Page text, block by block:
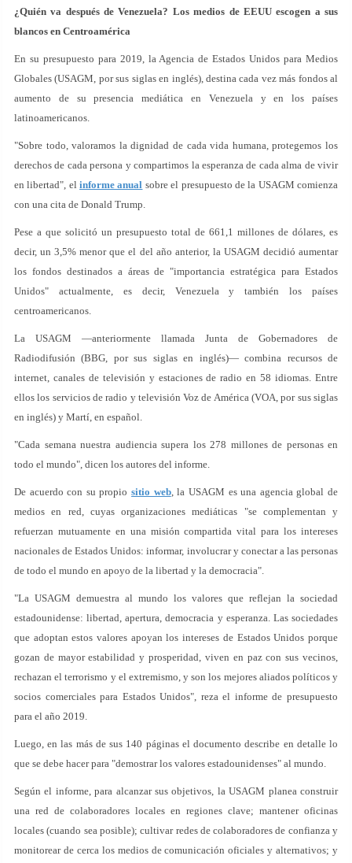
¿Quién va después de Venezuela? Los medios de EEUU escogen a sus
blancos en Centroamérica
En su presupuesto para 2019, la Agencia de Estados Unidos para Medios
Globales (USAGM, por sus siglas en inglés), destina cada vez más fondos al
aumento de su presencia mediática en Venezuela y en los países
latinoamericanos.
"Sobre todo, valoramos la dignidad de cada vida humana, protegemos los
derechos de cada persona y compartimos la esperanza de cada alma de vivir
en libertad", elinforme anual sobre el presupuesto de la USAGM comienza
con una cita de Donald Trump.
Pese a que solicitó un presupuesto total de 661,1 millones de dólares, es
decir, un 3,5% menor que el del año anterior, la USAGM decidió aumentar
los fondos destinados a áreas de "importancia estratégica para Estados
Unidos" actualmente, es decir, Venezuela y también los países
centroamericanos.
La USAGM —anteriormente llamada Junta de Gobernadores de
Radiodifusión (BBG, por sus siglas en inglés)— combina recursos de
internet, canales de televisión y estaciones de radio en 58 idiomas. Entre
ellos los servicios de radio y televisión Voz de América (VOA, por sus siglas
en inglés) y Martí, en español.
"Cada semana nuestra audiencia supera los 278 millones de personas en
todo el mundo", dicen los autores del informe.
De acuerdo con su propiositio web, la USAGM es una agencia global de
medios en red, cuyas organizaciones mediáticas "se complementan y
refuerzan mutuamente en una misión compartida vital para los intereses
nacionales de Estados Unidos: informar, involucrar y conectar a las personas
de todo el mundo en apoyo de la libertad y la democracia".
"La USAGM demuestra al mundo los valores que reflejan la sociedad
estadounidense: libertad, apertura, democracia y esperanza. Las sociedades
que adoptan estos valores apoyan los intereses de Estados Unidos porque
gozan de mayor estabilidad y prosperidad, viven en paz con sus vecinos,
rechazan el terrorismo y el extremismo, y son los mejores aliados políticos y
socios comerciales para Estados Unidos", reza el informe de presupuesto
para el año 2019.
Luego, en las más de sus 140 páginas el documento describe en detalle lo
que se debe hacer para "demostrar los valores estadounidenses" al mundo.
Según el informe, para alcanzar sus objetivos, la USAGM planea construir
una red de colaboradores locales en regiones clave; mantener oficinas
locales (cuando sea posible); cultivar redes de colaboradores de confianza y
monitorear de cerca los medios de comunicación oficiales y alternativos; y